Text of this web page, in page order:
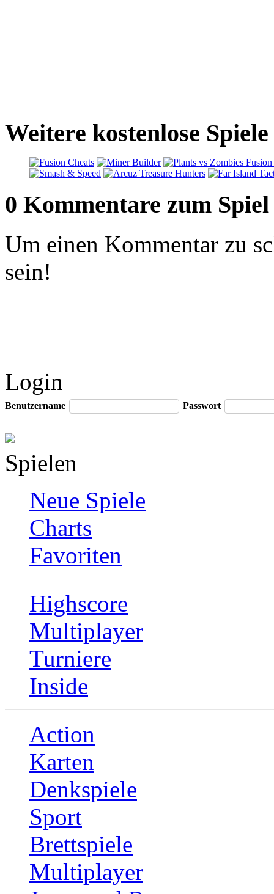
Weitere kostenlose
0 Kommentare zum Spiel
Um einen Kommentar zu
sein!
Login
Benutzername Passwort
Spielen
Neue Spiele
Charts
Favoriten
Highscore
Multiplayer
Turniere
Inside
Action
Karten
Denkspiele
Sport
Brettspiele
Multiplayer